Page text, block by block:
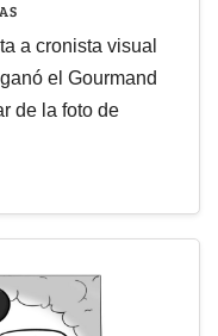
a cronista visual
el Gourmand
de la foto de